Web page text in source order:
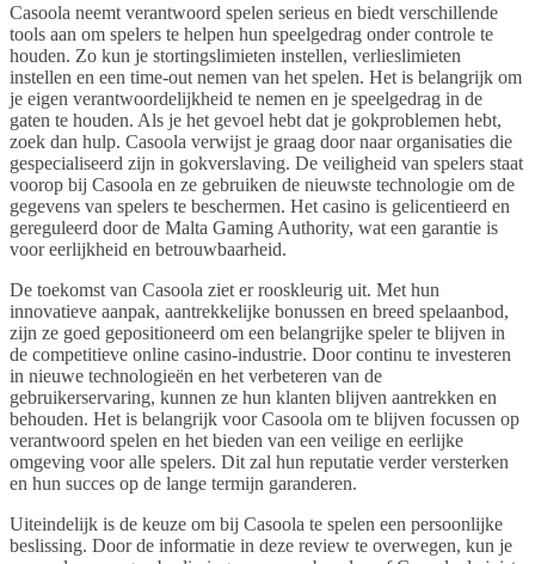
Casoola neemt verantwoord spelen serieus en biedt verschillende
tools aan om spelers te helpen hun speelgedrag onder controle te
houden. Zo kun je stortingslimieten instellen, verlieslimieten
instellen en een time-out nemen van het spelen. Het is belangrijk om
je eigen verantwoordelijkheid te nemen en je speelgedrag in de
gaten te houden. Als je het gevoel hebt dat je gokproblemen hebt,
zoek dan hulp. Casoola verwijst je graag door naar organisaties die
gespecialiseerd zijn in gokverslaving. De veiligheid van spelers staat
voorop bij Casoola en ze gebruiken de nieuwste technologie om de
gegevens van spelers te beschermen. Het casino is gelicentieerd en
gereguleerd door de Malta Gaming Authority, wat een garantie is
voor eerlijkheid en betrouwbaarheid.
De toekomst van Casoola ziet er rooskleurig uit. Met hun
innovatieve aanpak, aantrekkelijke bonussen en breed spelaanbod,
zijn ze goed gepositioneerd om een belangrijke speler te blijven in
de competitieve online casino-industrie. Door continu te investeren
in nieuwe technologieën en het verbeteren van de
gebruikerservaring, kunnen ze hun klanten blijven aantrekken en
behouden. Het is belangrijk voor Casoola om te blijven focussen op
verantwoord spelen en het bieden van een veilige en eerlijke
omgeving voor alle spelers. Dit zal hun reputatie verder versterken
en hun succes op de lange termijn garanderen.
Uiteindelijk is de keuze om bij Casoola te spelen een persoonlijke
beslissing. Door de informatie in deze review te overwegen, kun je